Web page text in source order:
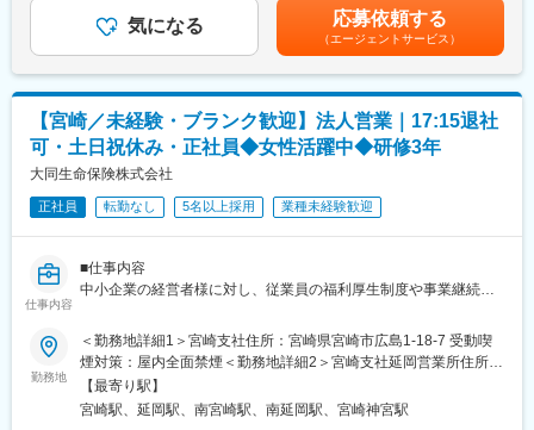
ひとりのキャリアパスに対応したコース体系が整っています！
・「エリアフリー」「エリア限定」制度の導入により、転勤の有
無を自分で選択できるため、ライフスタイルに合わせたキャリア
形成ができます◎
・スキル習熟度に応じた研修や専門性の高い業務への人材配置制
度が充実しています！資格取得支援もあり、取得者には褒賞金が
支給されるため、自己成長を目指しやすい環境です◎
変更の範囲：会社の定める業務
度が充実しています！資格取得支援もあり、取得者には褒賞金が
支給されるため、自己成長を目指しやすい環境です◎
■職務内容：
地元企業の成長を支援する法人営業を担当します。企業に寄り添
い、事業拡大のための融資やM＆A、海外進出支援などを行いま
す。既存のお客様を回る営業スタイルが主で、1日に5～10件程度
の訪問を行い、一人につき約50社を担当します。
■業務の魅力：
win-winの関係を構築します◎また、同業界での法人営業経験があ
る方は、即戦力として活躍しやすい環境です！
■ワークライフバランス：
・残業は月10時間程度、社宅や独身寮も完備されており、働きや
すい環境が整っています◎
■研修体制：
万円（35歳／勤続10年）、800万円（45歳／勤続20年）記載金額
は選考を通じて上下する可能性があります。月給(月額)は固定手当
を含みます。
気になる 応募依頼する
（エージェントサービス）
【宮崎／未経験・ブランク歓迎】法人営業｜17:15退社
可・土日祝休み・正社員◆女性活躍中◆研修3年
大同生命保険株式会社
正社員 転勤なし 5名以上採用 業種未経験歓迎
仕事内容
■仕事内容
中小企業の経営者様に対し、従業員の福利厚生制度や事業継続に
単なる保険販売ではなく、企業経営を支えるパートナーとして経
営課題の解決をサポートします。
＜具体的には＞
提携している
・商工会議所
勤務地
＜勤務地詳細1＞宮崎支社住所：宮崎県宮崎市広島1-18-7 受動喫
煙対策：屋内全面禁煙＜勤務地詳細2＞宮崎支社延岡営業所住所：
宮崎県延岡市安賀多町2-5-15 受動喫煙対策：屋内全面禁煙＜勤務
地詳細3＞宮崎支社都城営業所住所：宮崎県都城市松元町７街区
【最寄り駅】
宮崎駅、延岡駅、南宮崎駅、南延岡駅、宮崎神宮駅